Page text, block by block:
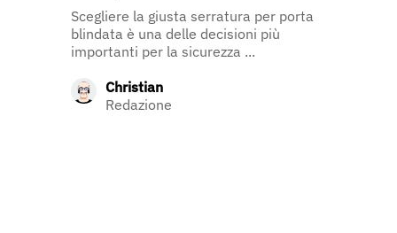
Scegliere la giusta serratura per porta
blindata è una delle decisioni più
importanti per la sicurezza ...
Christian
Redazione